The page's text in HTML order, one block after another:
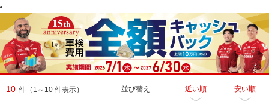
10 件 （1～10 件表示） 並び替え 近い順 安い順